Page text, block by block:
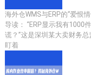
海外仓WMS与ERP的“爱恨
导读： “ERP显示我有1000
谎？”这是深圳某大卖财务
盯着